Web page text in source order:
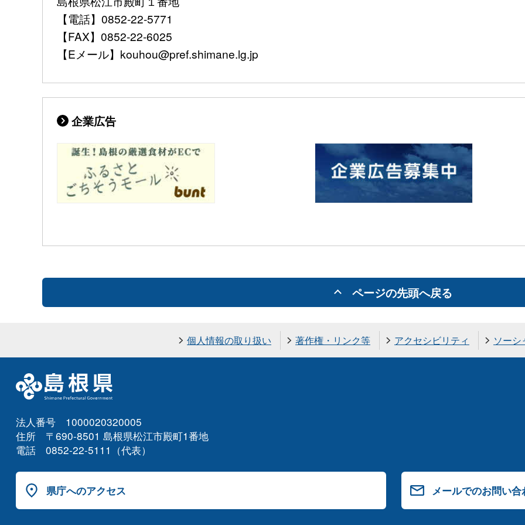
【電話】0852-22-5771
【FAX】0852-22-6025
【Eメール】kouhou@pref.shimane.lg.jp
企業広告
ページの先頭へ戻る
個人情報の取り扱い 著作権・リンク等 アクセシビリティ ソー
法人番号 1000020320005
住所 〒690-8501 島根県松江市殿町1番地
電話 0852-22-5111（代表）
県庁へのアクセス メールでのお問い合